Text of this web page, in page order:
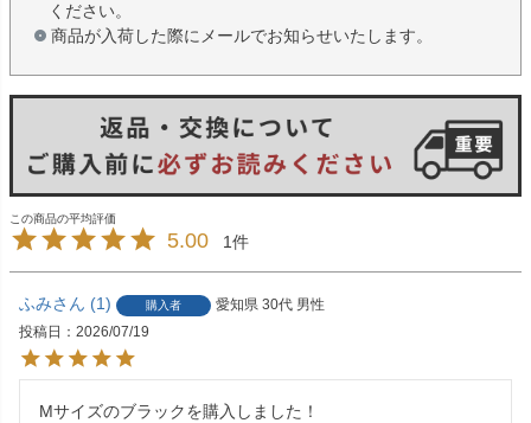
ください。
商品が入荷した際にメールでお知らせいたします。
5.00 1
ふみ 1 購入者 愛知県 30代 男性
投稿日
2026/07/19
Mサイズのブラックを購入しました！